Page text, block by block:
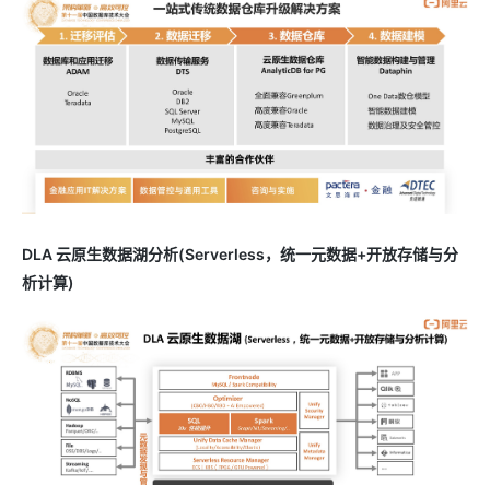
DLA 云原生数据湖分析(Serverless，统一元数据+开放存储与分
析计算)